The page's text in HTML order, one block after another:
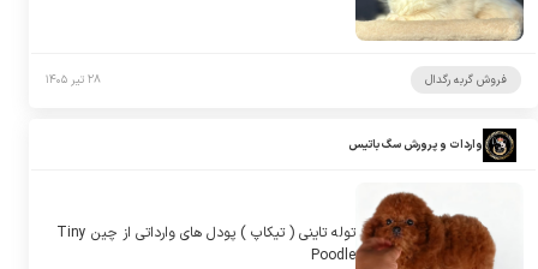
فروش گربه رگدال ۲۸ تیر ۱۴۰۵
واردات و پرورش سگ باتیس
توله تاینی ( تیکاپ ) پودل های وارداتی از چین Tiny
Poodle